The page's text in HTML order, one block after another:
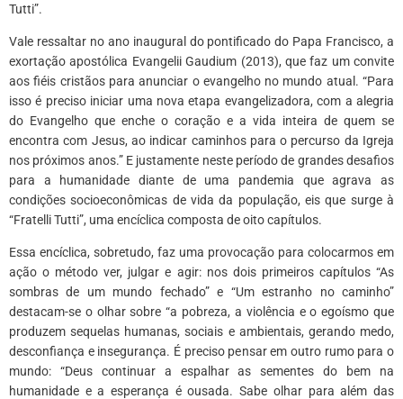
Tutti”.
Vale ressaltar no ano inaugural do pontificado do Papa Francisco, a
exortação apostólica Evangelii Gaudium (2013), que faz um convite
aos fiéis cristãos para anunciar o evangelho no mundo atual. “Para
isso é preciso iniciar uma nova etapa evangelizadora, com a alegria
do Evangelho que enche o coração e a vida inteira de quem se
encontra com Jesus, ao indicar caminhos para o percurso da Igreja
nos próximos anos.” E justamente neste período de grandes desafios
para a humanidade diante de uma pandemia que agrava as
condições socioeconômicas de vida da população, eis que surge à
“Fratelli Tutti”, uma encíclica composta de oito capítulos.
Essa encíclica, sobretudo, faz uma provocação para colocarmos em
ação o método ver, julgar e agir: nos dois primeiros capítulos “As
sombras de um mundo fechado” e “Um estranho no caminho”
destacam-se o olhar sobre “a pobreza, a violência e o egoísmo que
produzem sequelas humanas, sociais e ambientais, gerando medo,
desconfiança e insegurança. É preciso pensar em outro rumo para o
mundo: “Deus continuar a espalhar as sementes do bem na
humanidade e a esperança é ousada. Sabe olhar para além das